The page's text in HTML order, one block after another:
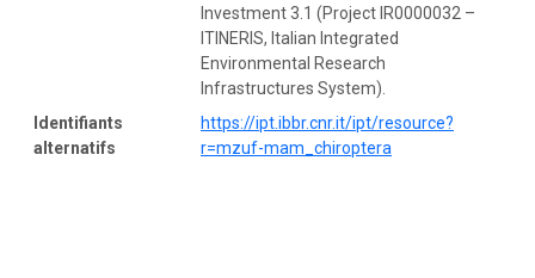
Investment 3.1 (Project IR0000032 –
ITINERIS, Italian Integrated
Environmental Research
Infrastructures System).
Identifiants
alternatifs
https://ipt.ibbr.cnr.it/ipt/resource?
r=mzuf-mam_chiroptera